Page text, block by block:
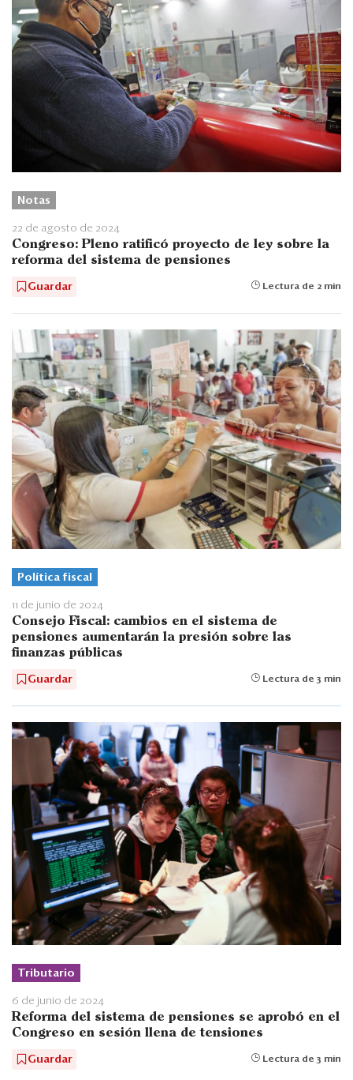
Notas
22 de agosto de 2024
Congreso: Pleno ratificó proyecto de ley sobre la
reforma del sistema de pensiones
Guardar Lectura de 2 min
Política fiscal
11 de junio de 2024
Consejo Fiscal: cambios en el sistema de
pensiones aumentarán la presión sobre las
finanzas públicas
Guardar Lectura de 3 min
Tributario
6 de junio de 2024
Reforma del sistema de pensiones se aprobó en el
Congreso en sesión llena de tensiones
Guardar Lectura de 3 min